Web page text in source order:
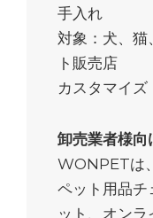
手入れ
対象：犬、猫
ト販売店
カスタマイ
卸売業者様向
WONPETは
ペット用品チ
ット、オン